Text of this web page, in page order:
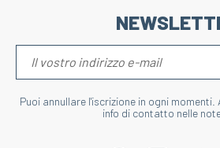
Puoi annullare l'iscrizione in ogni
info di contatto nelle